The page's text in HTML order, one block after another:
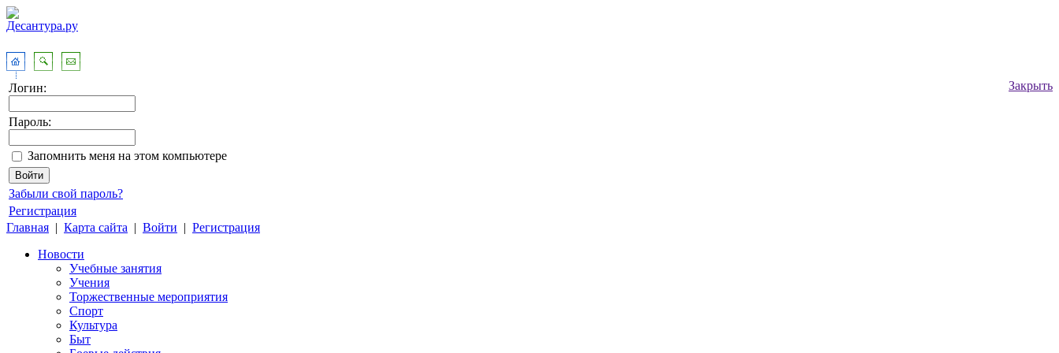
Закрыть
Логин:
Пароль:
Запомнить меня на этом компьютере
Забыли свой пароль?
Регистрация
Главная | Карта сайта | Войти | Регистрация
Новости
Учебные занятия
Учения
Торжественные мероприятия
Спорт
Культура
Быт